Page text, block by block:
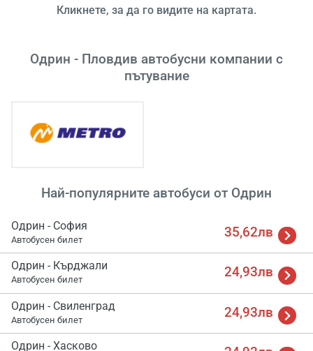
Кликнете, за да го видите на картата.
Одрин - Пловдив автобусни компании с
пътувание
Най-популярните автобуси от Одрин
Одрин - София
Автобусен билет 35,62лв
Одрин - Кърджали
Автобусен билет 24,93лв
Одрин - Свиленград
Автобусен билет 24,93лв
Одрин - Хасково